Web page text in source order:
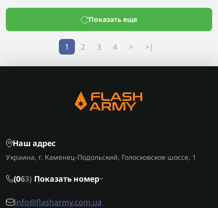
Показать еще
1 2 3 4 > >|
Наш адрес
Украина, г. Каменец-Подольский, Голосковское шоссе, 1
(063) Показать номер
info@flasharmy.com.ua